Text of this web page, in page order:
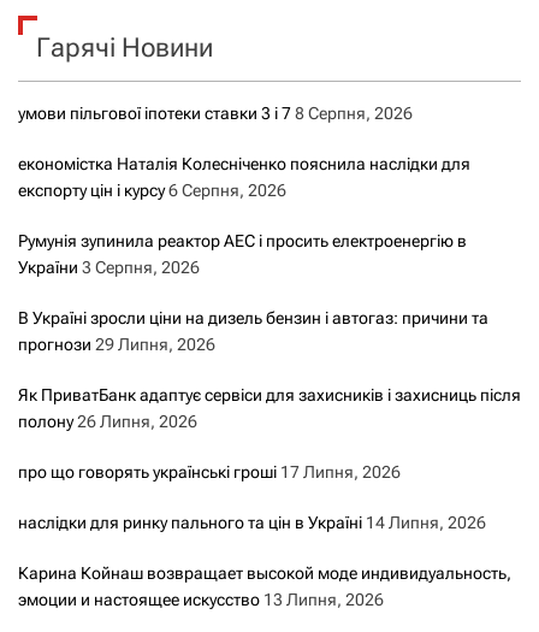
к
Гарячі Новини
умови пільгової іпотеки ставки 3 і 78 Серпня, 2026
економістка Наталія Колесніченко пояснила наслідки для
експорту цін і курсу6 Серпня, 2026
Румунія зупинила реактор АЕС і просить електроенергію в
України 3 Серпня, 2026
В Україні зросли ціни на дизель бензин і автогаз: причини та
прогнози 29 Липня, 2026
Як ПриватБанк адаптує сервіси для захисників і захисниць після
полону26 Липня, 2026
про що говорять українські гроші 17 Липня, 2026
наслідки для ринку пального та цін в Україні 14 Липня, 2026
Карина Койнаш возвращает высокой моде индивидуальность,
эмоции и настоящее искусство 13 Липня, 2026